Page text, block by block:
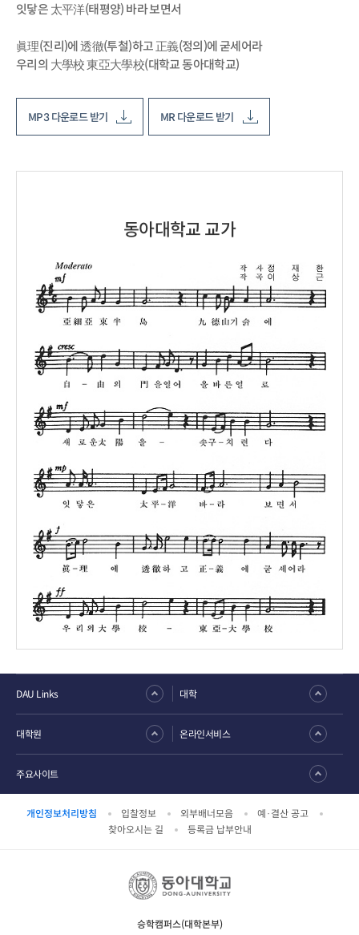
잇닿은 太平洋(태평양) 바라 보면서
眞理(진리)에 透徹(투철)하고 正義(정의)에 굳세어라
우리의 大學校 東亞大學校(대학교 동아대학교)
MP3 다운로드 받기 MR 다운로드 받기
동아대학교 교가
개인정보처리방침 입찰정보 외부배너모음
예·결산 공고
찾아오시는 길
등록금 납부안내
DAU Links 대학
대학원 온라인서비스
주요사이트
승학캠퍼스(대학본부)